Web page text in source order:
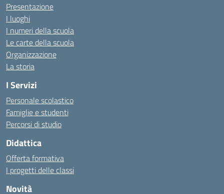
Presentazione
I luoghi
I numeri della scuola
Le carte della scuola
Organizzazione
La storia
I Servizi
Personale scolastico
Famiglie e studenti
Percorsi di studio
Didattica
Offerta formativa
I progetti delle classi
Novità